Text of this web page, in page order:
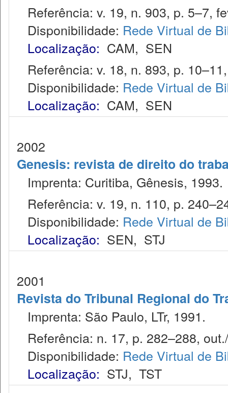
Referência: v. 19, n. 903, p. 5–7,
Disponibilidade: Rede Virtual de
Localização: CAM, SEN
Referência: v. 18, n. 893, p.
Disponibilidade: Rede Virtual de
Localização: CAM, SEN
2002
Genesis: revista de direito do
Imprenta: Curitiba, Gênesis, 1993.
Referência: v. 19, n. 110, p.
Disponibilidade: Rede Virtual de
Localização: SEN, STJ
2001
Revista do Tribunal Regional do
Imprenta: São Paulo, LTr, 1991.
Referência: n. 17, p. 282–288,
Disponibilidade: Rede Virtual de
Localização: STJ, TST